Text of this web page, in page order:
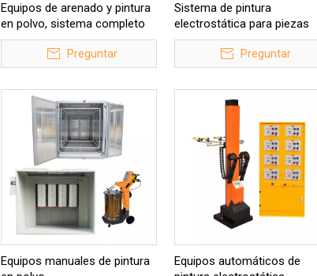
Equipos de arenado y pintura
en polvo, sistema completo
de acabado de superficies
Preguntar
Sistema de pintura
electrostática para piezas
pequeñas
Preguntar
Equipos manuales de pintura
Equipos automáticos de